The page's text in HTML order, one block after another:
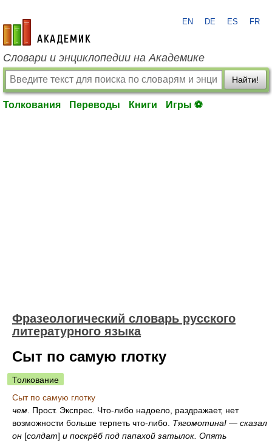
academic.ru
EN DE ES FR
Словари и энциклопедии на Академике
Найти!
Толкования Переводы Книги Игры ⚽
Фразеологический словарь русского
литературного языка
Сыт по самую глотку
Толкование
Сыт по самую глотку
чем . Прост. Экспрес. Что-либо надоело, раздражает, нет
возможности больше терпеть что-либо. Тягомотина! — сказал
он [солдат] и поскрёб под папахой затылок. Опять